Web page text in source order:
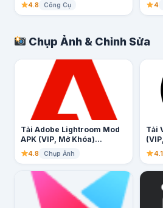
4.8 Công Cụ 4
Chụp Ảnh & Chỉnh Sửa
Tải Adobe Lightroom Mod
APK (VIP, Mở Khóa)...
4.8 Chụp Ảnh
Tải
4.1